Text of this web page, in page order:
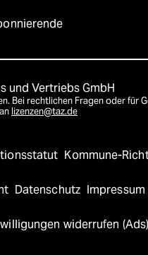
und Vertriebs GmbH
Bei rechtlichen Fragen oder für
lizenzen@taz.de
Kommune-
Datenschutz Impressum
widerrufen (Ads)